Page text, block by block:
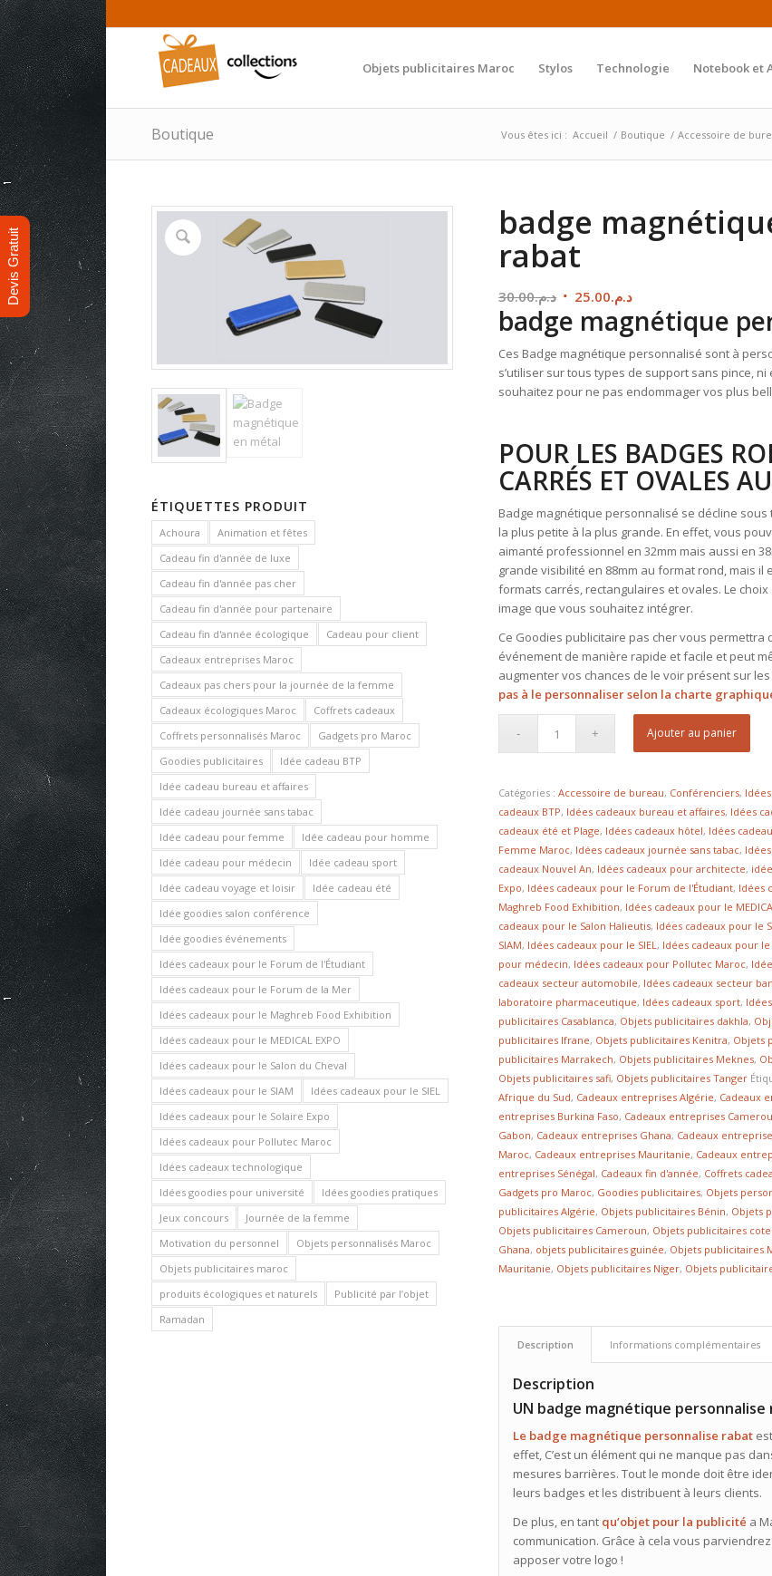
Objets publicitaires Maroc Stylos Technologie Notebook et
Boutique Vous êtes ici : Accueil / Boutique / Accessoire de
ÉTIQUETTES PRODUIT
Achoura
Animation et fêtes
Cadeau fin d'année de luxe
Cadeau fin d'année pas cher
Cadeau fin d'année pour partenaire
Cadeau fin d'année écologique
Cadeau pour client
Cadeaux entreprises Maroc
Cadeaux pas chers pour la journée de la femme
Cadeaux écologiques Maroc
Coffrets cadeaux
Coffrets personnalisés Maroc
Gadgets pro Maroc
Goodies publicitaires
Idée cadeau BTP
Idée cadeau bureau et affaires
Idée cadeau journée sans tabac
Idée cadeau pour femme
Idée cadeau pour homme
Idée cadeau pour médecin
Idée cadeau sport
Idée cadeau voyage et loisir
Idée cadeau été
Idée goodies salon conférence
Idée goodies événements
Idées cadeaux pour le Forum de l'Étudiant
Idées cadeaux pour le Forum de la Mer
Idées cadeaux pour le Maghreb Food Exhibition
Idées cadeaux pour le MEDICAL EXPO
Idées cadeaux pour le Salon du Cheval
Idées cadeaux pour le SIAM
Idées cadeaux pour le SIEL
Idées cadeaux pour le Solaire Expo
Idées cadeaux pour Pollutec Maroc
Idées cadeaux technologique
Idées goodies pour université
Idées goodies pratiques
Jeux concours
Journée de la femme
Motivation du personnel
Objets personnalisés Maroc
Objets publicitaires maroc
produits écologiques et naturels
Publicité par l’objet
Ramadan
badge
rabat
د.م.30.00
Le
prix
était :
د.م.30.00.
د.م.25.00
Le
prix
actuel
est :
د.م.25.00.
badge magnétique
Ces Badge magnétique personnalisé sont à
s’utiliser sur tous types de support sans pince,
souhaitez pour ne pas endommager vos plus
POUR LES BADGES
CARRÉS ET OVALES
Badge magnétique personnalisé se décline
la plus petite à la plus grande. En effet, vous
aimanté professionnel en 32mm mais aussi en
grande visibilité en 88mm au format rond, mais il
formats carrés, rectangulaires et ovales. Le
image que vous souhaitez intégrer.
Ce Goodies publicitaire pas cher vous
événement de manière rapide et facile et peut
augmenter vos chances de le voir présent sur
pas à le personnaliser selon la charte
Ajouter au panier
Catégories :Accessoire de bureau, Conférenciers,
cadeaux BTP, Idées cadeaux bureau et affaires, Idées
cadeaux été et Plage, Idées cadeaux hôtel, Idées
Femme Maroc, Idées cadeaux journée sans tabac,
cadeaux Nouvel An, Idées cadeaux pour architecte,
Expo, Idées cadeaux pour le Forum de l'Étudiant, Idées
Maghreb Food Exhibition, Idées cadeaux pour le
cadeaux pour le Salon Halieutis, Idées cadeaux pour le
SIAM, Idées cadeaux pour le SIEL, Idées cadeaux pour
pour médecin, Idées cadeaux pour Pollutec Maroc,
cadeaux secteur automobile, Idées cadeaux secteur
laboratoire pharmaceutique, Idées cadeaux sport,
publicitaires Casablanca, Objets publicitaires dakhla,
publicitaires Ifrane, Objets publicitaires Kenitra, Objets
publicitaires Marrakech, Objets publicitaires Meknes,
Objets publicitaires safi, Objets publicitaires Tanger
Afrique du Sud, Cadeaux entreprises Algérie, Cadeaux
entreprises Burkina Faso, Cadeaux entreprises
Gabon, Cadeaux entreprises Ghana, Cadeaux
Maroc, Cadeaux entreprises Mauritanie, Cadeaux
entreprises Sénégal, Cadeaux fin d'année, Coffrets
Gadgets pro Maroc, Goodies publicitaires, Objets
publicitaires Algérie, Objets publicitaires Bénin, Objets
Objets publicitaires Cameroun, Objets publicitaires cote
Ghana, objets publicitaires guinée, Objets publicitaires
Mauritanie, Objets publicitaires Niger, Objets
Description Informations complémentaires
Description
UN badge magnétique personnalise
Le badge magnétique personnalise rabat
effet, C’est un élément qui ne manque pas
mesures barrières. Tout le monde doit être
leurs badges et les distribuent à leurs clients.
De plus, en tant qu’objet pour la publicité a
communication. Grâce à cela vous
apposer votre logo !
Devis Gratuit